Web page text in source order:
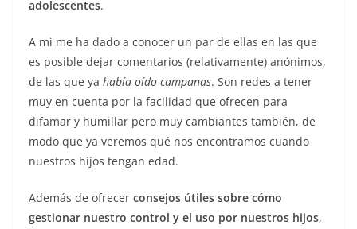
adolescentes.
A mi me ha dado a conocer un par de ellas en las que
es posible dejar comentarios (relativamente) anónimos,
de las que ya había oído campanas. Son redes a tener
muy en cuenta por la facilidad que ofrecen para
difamar y humillar pero muy cambiantes también, de
modo que ya veremos qué nos encontramos cuando
nuestros hijos tengan edad.
Además de ofrecer consejos útiles sobre cómo
gestionar nuestro control y el uso por nuestros hijos,